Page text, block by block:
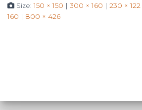
Size:150 × 150 | 300 × 160 | 230 × 122
160 | 800 × 426